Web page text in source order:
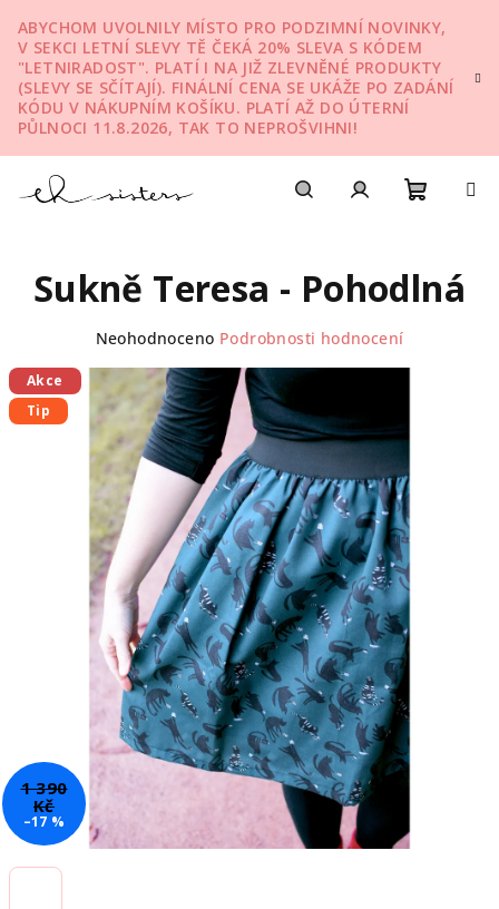
na
obsah
ABYCHOM UVOLNILY MÍSTO PRO PODZIMNÍ NOVINKY,
V SEKCI LETNÍ SLEVY TĚ ČEKÁ 20% SLEVA S KÓDEM
"LETNIRADOST". PLATÍ I NA JIŽ ZLEVNĚNÉ PRODUKTY
(SLEVY SE SČÍTAJÍ). FINÁLNÍ CENA SE UKÁŽE PO ZADÁNÍ
KÓDU V NÁKUPNÍM KOŠÍKU. PLATÍ AŽ DO ÚTERNÍ
PŮLNOCI 11.8.2026, TAK TO NEPROŠVIHNI!
košík
Sukně Teresa - Pohodlná
produktu
je
0,0
Neohodnoceno Podrobnosti hodnocení
Akce
Tip
1 390
Kč
–17 %